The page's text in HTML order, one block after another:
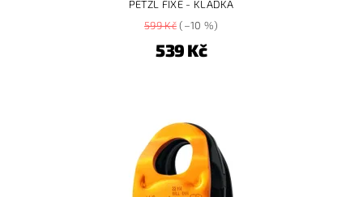
PETZL FIXE - KLADKA
599 Kč(–10 %)
539 Kč